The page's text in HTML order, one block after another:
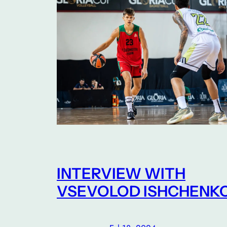
INTERVIEW WITH
VSEVOLOD